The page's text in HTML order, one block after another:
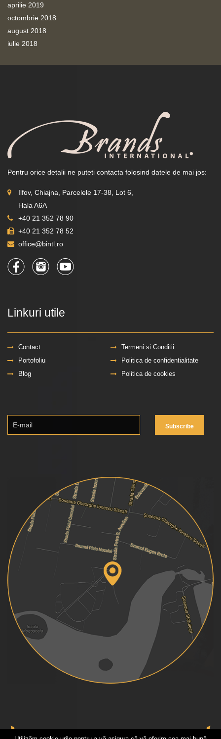
aprilie 2019
octombrie 2018
august 2018
iulie 2018
Pentru orice detalii ne puteti contacta folosind datele de mai jos:
Ilfov, Chiajna, Parcelele 17-38, Lot 6,
Hala A6A
+40 21 352 78 90
+40 21 352 78 52
office@bintl.ro
Linkuri utile
Contact
Termeni si Conditii
Portofoliu
Politica de confidentialitate
Blog
Politica de cookies